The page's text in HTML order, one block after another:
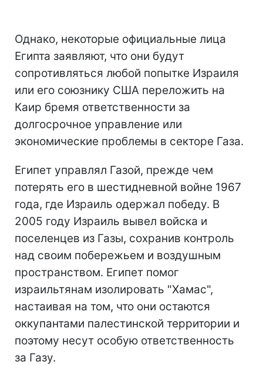
Однако, некоторые официальные лица
Египта заявляют, что они будут
сопротивляться любой попытке Израиля
или его союзнику США переложить на
Каир бремя ответственности за
долгосрочное управление или
экономические проблемы в секторе Газа.
Египет управлял Газой, прежде чем
потерять его в шестидневной войне 1967
года, где Израиль одержал победу. В
2005 году Израиль вывел войска и
поселенцев из Газы, сохранив контроль
над своим побережьем и воздушным
пространством. Египет помог
израильтянам изолировать "Хамас",
настаивая на том, что они остаются
оккупантами палестинской территории и
поэтому несут особую ответственность
за Газу.